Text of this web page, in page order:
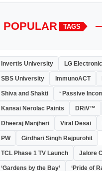
POPULAR TAGS
Invertis University LG
SBS University ImmunoACT
Shiva and Shakti ‘ Passive
Kansai Nerolac Paints DRiV™
Dheeraj Manjheri Viral Desai
PW Girdhari Singh Rajpurohit
TCL Phase 1 TV Launch Jalore
‘Gardens by the Bay’ ‘Pride of